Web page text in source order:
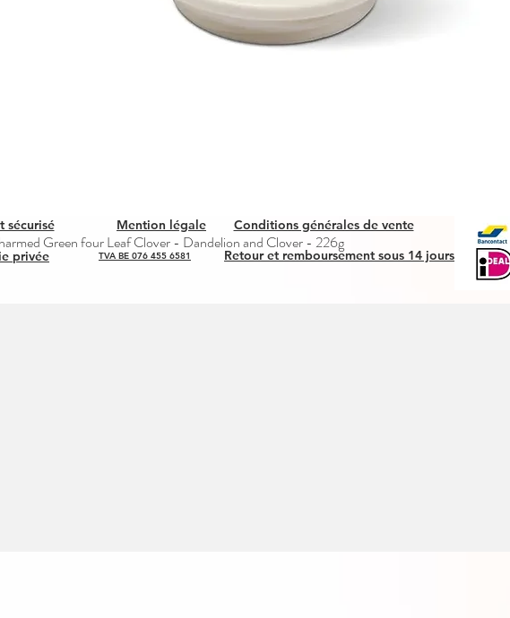
Snel overzicht
Green four Leaf Clover - Dandelion and Clover - 226g
sécurisé Mention légale
Conditions générales de vente
privée
Retour et remboursement sous 14 jours
TVA BE 076 455 6581